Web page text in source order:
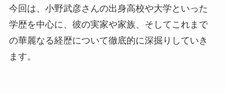
今回は、小野武彦さんの出身高校や大学といった
学歴を中心に、彼の実家や家族、そしてこれまで
の華麗なる経歴について徹底的に深掘りしていき
ます。